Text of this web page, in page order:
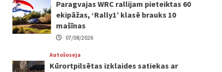
Paragvajas WRC rallijam pieteiktas 60
ekipāžas, ‘Rally1’ klasē brauks 10
mašīnas
07/08/2026
Autošoseja
Kūrortpilsētas izklaides satiekas ar